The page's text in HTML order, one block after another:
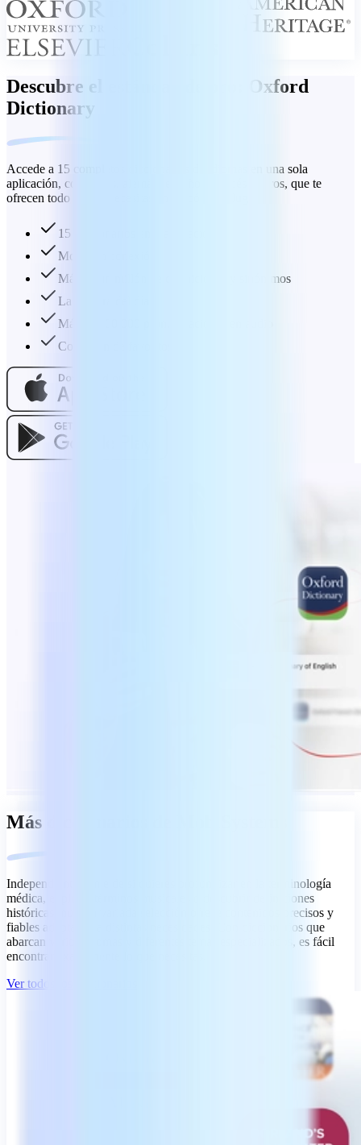
Descubre el estándar de oro: Oxford
Dictionary
Accede a 15 completos diccionarios de idiomas en una sola
aplicación, con inglés, alemán, español, francés y otros, que te
ofrecen todo lo que necesitas en un cómodo lugar.
15 diccionarios en 1 aplicación
Modo sin conexión
Más de un millón de definiciones y sinónimos
La palabra del día
Más de 100 000 pronunciaciones en audio
Colección de favoritos
Más diccionarios de MobiSystems
Independientemente de si quieres profundizar en la terminología
médica, explorar términos musicales o descubrir definiciones
históricas, nuestra variada selección ofrece contenidos precisos y
fiables adaptados a distintas necesidades. Con diccionarios que
abarcan varios idiomas y diferentes temas especializados, es fácil
encontrar exactamente lo que necesitas.
Ver todos los diccionarios